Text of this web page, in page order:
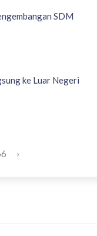
SDM
ke Luar Negeri
›